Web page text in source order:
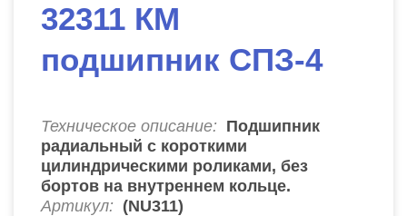
32311 КМ
подшипник СПЗ-4
Техническое описание: Подшипник
радиальный с короткими
цилиндрическими роликами, без
бортов на внутреннем кольце.
Артикул: (NU311)